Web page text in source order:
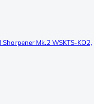
Sharpener Mk.2 WSKTS-KO2,